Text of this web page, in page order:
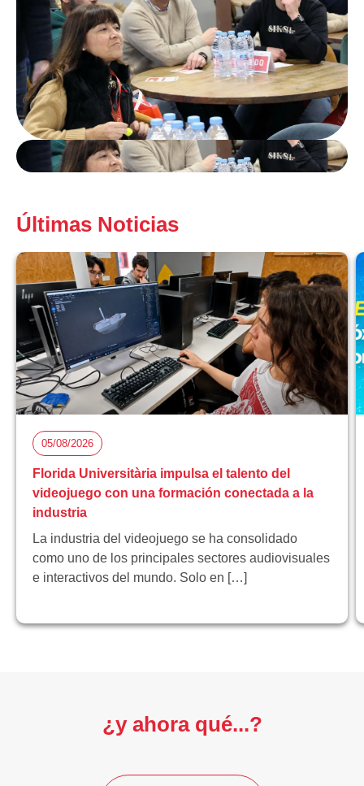
Últimas Noticias
05/08/2026
Florida Universitària impulsa el talento del
videojuego con una formación conectada a la
industria
La industria del videojuego se ha consolidado
como uno de los principales sectores audiovisuales
e interactivos del mundo. Solo en […]
¿y ahora qué...?